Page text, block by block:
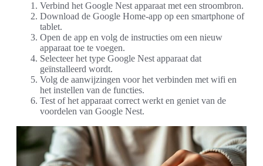
Verbind het Google Nest apparaat met een stroombron.
Download de Google Home-app op een smartphone of
tablet.
Open de app en volg de instructies om een nieuw
apparaat toe te voegen.
Selecteer het type Google Nest apparaat dat
geïnstalleerd wordt.
Volg de aanwijzingen voor het verbinden met wifi en
het instellen van de functies.
Test of het apparaat correct werkt en geniet van de
voordelen van Google Nest.